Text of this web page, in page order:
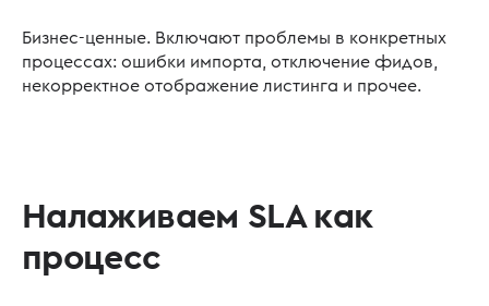
Бизнес-ценные. Включают проблемы в конкретных
процессах: ошибки импорта, отключение фидов,
некорректное отображение листинга и прочее.
Налаживаем SLA как
процесс